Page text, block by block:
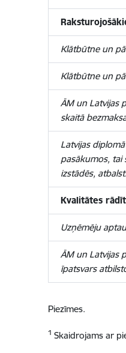
Klātbūtne un
Klātbūtne un
ĀM un Latvijas
skaitā
Latvijas
pasākumos, tai
izstādēs,
Kvalitātes
Uzņēmēju
ĀM un Latvijas
īpatsvars
Piezīmes.
1 Skaidrojams ar